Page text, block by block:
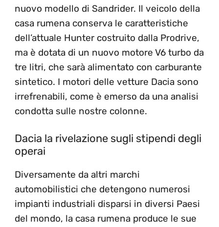
nuovo modello di Sandrider. Il veicolo della
casa rumena conserva le caratteristiche
dell’attuale Hunter costruito dalla Prodrive,
ma è dotata di un nuovo motore V6 turbo da
tre litri, che sarà alimentato con carburante
sintetico. I motori delle vetture Dacia sono
irrefrenabili, come è emerso da una analisi
condotta sulle nostre colonne.
Dacia la rivelazione sugli stipendi degli
operai
Diversamente da altri marchi
automobilistici che detengono numerosi
impianti industriali disparsi in diversi Paesi
del mondo, la casa rumena produce le sue